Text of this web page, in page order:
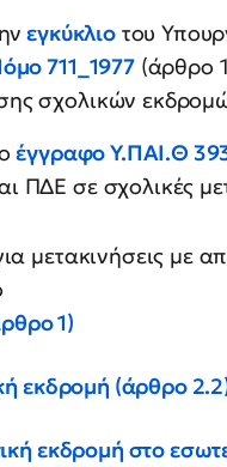
εγκύκλιοτου
711_1977(άρθρο
σχολικών
έγγραφο Υ.ΠΑΙ.Θ
σε σχολικές
μετακινήσεις με
1)
εκδρομή (άρθρο
εκδρομή στο